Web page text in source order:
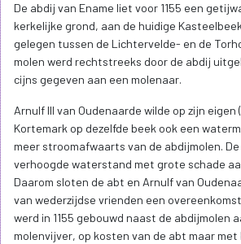
De abdij van Ename liet voor 1155 een
kerkelijke grond, aan de huidige
gelegen tussen de Lichtervelde- en de
molen werd rechtstreeks door de abdij
cijns gegeven aan een molenaar.
Arnulf III van Oudenaarde wilde op zijn eigen
Kortemark op dezelfde beek ook een
meer stroomafwaarts van de abdijmolen.
verhoogde waterstand met grote schade
Daarom sloten de abt en Arnulf van
van wederzijdse vrienden een
werd in 1155 gebouwd naast de abdijmolen
molenvijver, op kosten van de abt maar